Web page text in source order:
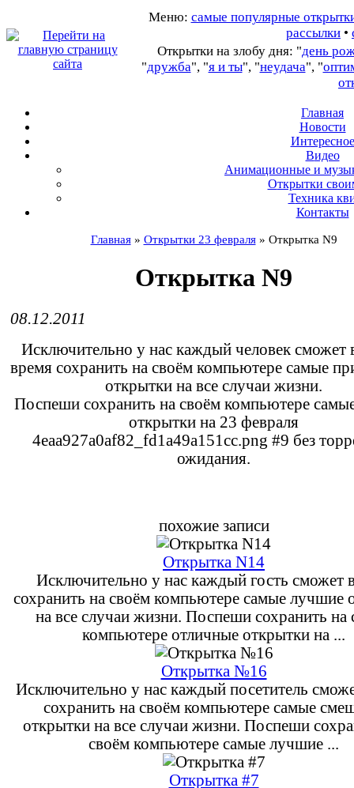
Меню: самые популярные
рассылки •
Открытки на злобу дня: "день
"дружба", "я и ты", "неудача", "
Главная
Новости
Интересное
Видео
Анимационные и
Открытки
Техника
Контакты
Главная» Открытки 23 февраля» Открытка N9
Открытка N9
08.12.2011
Исключительно у нас каждый человек сможет
время сохранить на своём компьютере самые
открытки на все случаи жизни.
Поспеши сохранить на своём компьютере
открытки на 23 февраля
4eaa927a0af82_fd1a49a151cc.png #9 без
ожидания.
похожие записи
Открытка N14
Исключительно у нас каждый гость сможет
сохранить на своём компьютере самые лучшие
на все случаи жизни. Поспеши сохранить на
компьютере отличные открытки на ...
Открытка №16
Исключительно у нас каждый посетитель
сохранить на своём компьютере самые
открытки на все случаи жизни. Поспеши
своём компьютере самые лучшие ...
Открытка #7